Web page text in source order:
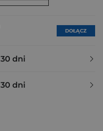
DOŁĄCZ
30 dni
30 dni